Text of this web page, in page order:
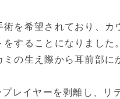
を希望されており、カ
することになりました。
の生え際から耳前部に
レイヤーを剥離し、リ